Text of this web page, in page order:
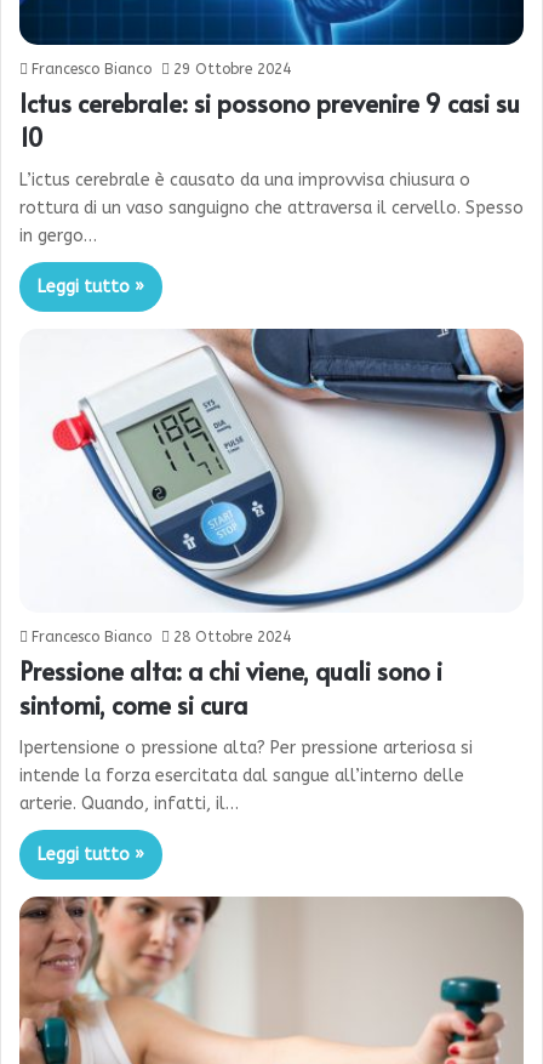
Francesco Bianco 29 Ottobre 2024
Ictus cerebrale: si possono prevenire 9 casi su
10
L’ictus cerebrale è causato da una improvvisa chiusura o
rottura di un vaso sanguigno che attraversa il cervello. Spesso
in gergo…
Leggi tutto »
Francesco Bianco 28 Ottobre 2024
Pressione alta: a chi viene, quali sono i
sintomi, come si cura
Ipertensione o pressione alta? Per pressione arteriosa si
intende la forza esercitata dal sangue all’interno delle
arterie. Quando, infatti, il…
Leggi tutto »